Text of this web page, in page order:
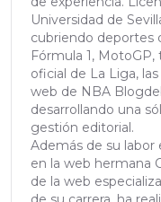
Universidad de
cubriendo deportes
Fórmula 1, MotoGP,
oficial de La Liga,
web de NBA
desarrollando una
gestión editorial.
Además de su labor
en la web hermana
de la web